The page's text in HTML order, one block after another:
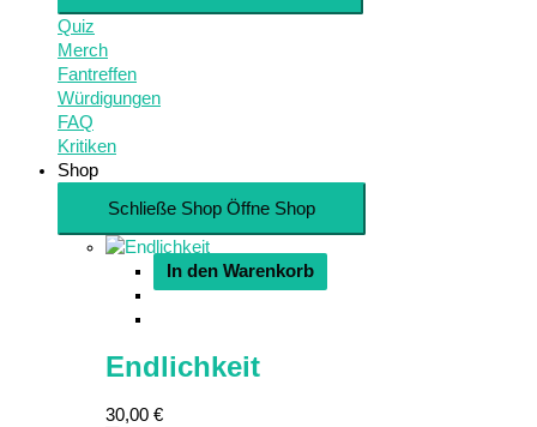
Quiz
Merch
Fantreffen
Würdigungen
FAQ
Kritiken
Shop
Schließe Shop Öffne Shop
In den Warenkorb
Endlichkeit
30,00 €